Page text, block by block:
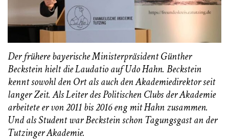
Der frühere bayerische Ministerpräsident Günther
Beckstein hielt die Laudatio auf Udo Hahn. Beckstein
kennt sowohl den Ort als auch den Akademiedirektor seit
langer Zeit. Als Leiter des Politischen Clubs der Akademie
arbeitete er von 2011 bis 2016 eng mit Hahn zusammen.
Und als Student war Beckstein schon Tagungsgast an der
Tutzinger Akademie.